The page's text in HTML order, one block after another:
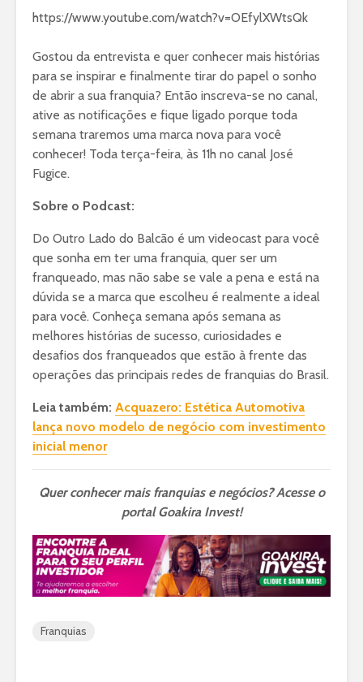
https://www.youtube.com/watch?v=OEfylXWtsQk
Gostou da entrevista e quer conhecer mais histórias
para se inspirar e finalmente tirar do papel o sonho
de abrir a sua franquia? Então inscreva-se no canal,
ative as notificações e fique ligado porque toda
semana traremos uma marca nova para você
conhecer! Toda terça-feira, às 11h no canal José
Fugice.
Sobre o Podcast:
Do Outro Lado do Balcão é um videocast para você
que sonha em ter uma franquia, quer ser um
franqueado, mas não sabe se vale a pena e está na
dúvida se a marca que escolheu é realmente a ideal
para você. Conheça semana após semana as
melhores histórias de sucesso, curiosidades e
desafios dos franqueados que estão à frente das
operações das principais redes de franquias do Brasil.
Leia também: Acquazero: Estética Automotiva
lança novo modelo de negócio com investimento
inicial menor
Quer conhecer mais franquias e negócios? Acesse o
portal Goakira Invest!
Franquias